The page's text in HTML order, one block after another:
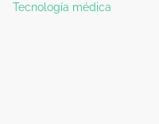
Tecnología médica